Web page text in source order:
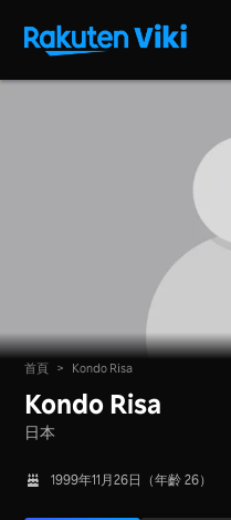
首頁 > Kondo Risa
Kondo Risa
日本
1999年11月26日（年齡 26）